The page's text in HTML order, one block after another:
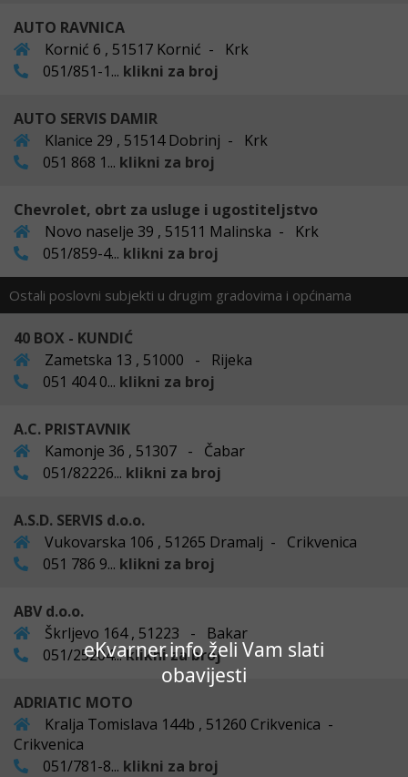
eKvarner.info želi Vam slati
obavijesti
AUTO RAVNICA
Kornić 6 , 51517 Kornić - Krk
051/851-1... klikni za broj
AUTO SERVIS DAMIR
Klanice 29 , 51514 Dobrinj - Krk
051 868 1... klikni za broj
Chevrolet, obrt za usluge i ugostiteljstvo
Novo naselje 39 , 51511 Malinska - Krk
051/859-4... klikni za broj
Ostali poslovni subjekti u drugim gradovima i općinama
40 BOX - KUNDIĆ
Zametska 13 , 51000 - Rijeka
051 404 0... klikni za broj
A.C. PRISTAVNIK
Kamonje 36 , 51307 - Čabar
051/82226... klikni za broj
A.S.D. SERVIS d.o.o.
Vukovarska 106 , 51265 Dramalj - Crikvenica
051 786 9... klikni za broj
ABV d.o.o.
Škrljevo 164 , 51223 - Bakar
051/25204...klikni za broj
ADRIATIC MOTO
Kralja Tomislava 144b , 51260 Crikvenica -
Crikvenica
051/781-8... klikni za broj